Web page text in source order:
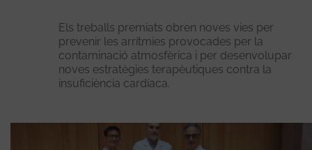
Els treballs premiats obren noves vies per
prevenir les arrítmies provocades per la
contaminació atmosfèrica i per desenvolupar
noves estratègies terapèutiques contra la
insuficiència cardíaca.